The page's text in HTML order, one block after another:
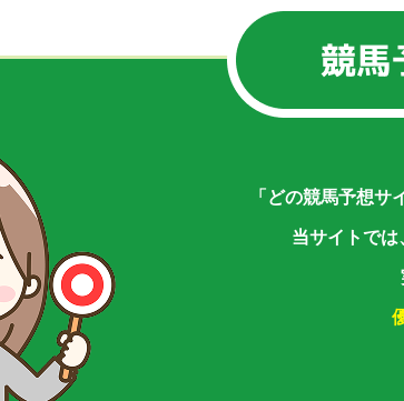
「どの競馬予想サ
当サイトで